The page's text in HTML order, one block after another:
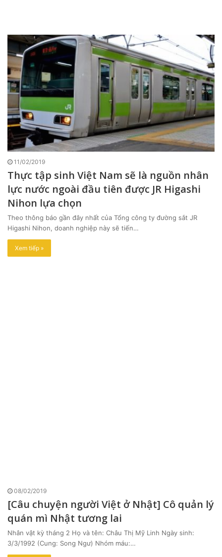
11/02/2019
Thực tập sinh Việt Nam sẽ là nguồn nhân
lực nước ngoài đầu tiên được JR Higashi
Nihon lựa chọn
Theo thông báo gần đây nhất của Tổng công ty đường sắt JR
Higashi Nihon, doanh nghiệp này sẽ tiến…
Xem tiếp »
08/02/2019
[Câu chuyện người Việt ở Nhật] Cô quản lý
quán mì Nhật tương lai
Nhân vật kỳ tháng 2 Họ và tên: Châu Thị Mỹ Linh Ngày sinh:
3/3/1992 (Cung: Song Ngư) Nhóm máu:…